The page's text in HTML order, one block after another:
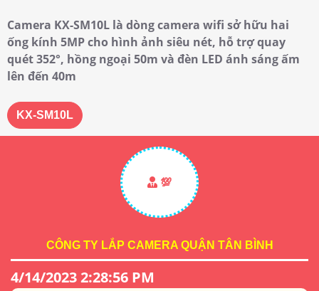
Camera KX-SM10L là dòng camera wifi sở hữu hai
ống kính 5MP cho hình ảnh siêu nét, hỗ trợ quay
quét 352°, hồng ngoại 50m và đèn LED ánh sáng ấm
lên đến 40m
KX-SM10L
💯
CÔNG TY LẮP CAMERA QUẬN TÂN BÌNH
4/14/2023 2:28:56 PM